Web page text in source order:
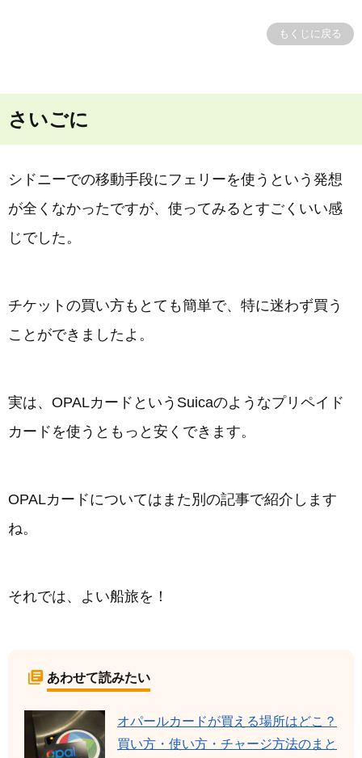
もくじに戻る
さいごに
シドニーでの移動手段にフェリーを使うという発想
が全くなかったですが、使ってみるとすごくいい感
じでした。
チケットの買い方もとても簡単で、特に迷わず買う
ことができましたよ。
実は、OPALカードというSuicaのようなプリペイド
カードを使うともっと安くできます。
OPALカードについてはまた別の記事で紹介します
ね。
それでは、よい船旅を！
あわせて読みたい
オパールカードが買える場所はどこ？
買い方・使い方・チャージ方法のまと